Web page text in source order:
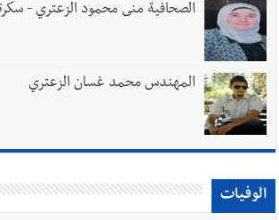
الصحافية منى محمود الزعتري -
المهندس محمد غسان الزعتري
الوفيات